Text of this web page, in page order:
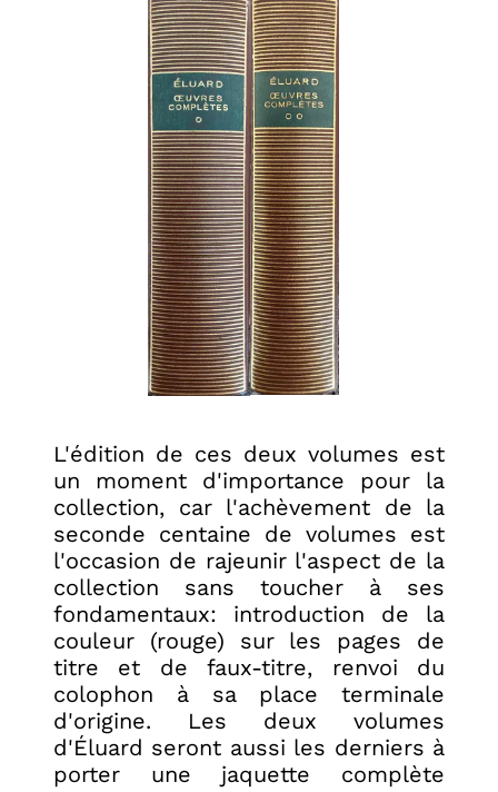
L'édition de ces deux volumes est
un moment d'importance pour la
collection, car l'achèvement de la
seconde centaine de volumes est
l'occasion de rajeunir l'aspect de la
collection sans toucher à ses
fondamentaux: introduction de la
couleur (rouge) sur les pages de
titre et de faux-titre, renvoi du
colophon à sa place terminale
d'origine. Les deux volumes
d'Éluard seront aussi les derniers à
porter une jaquette complète